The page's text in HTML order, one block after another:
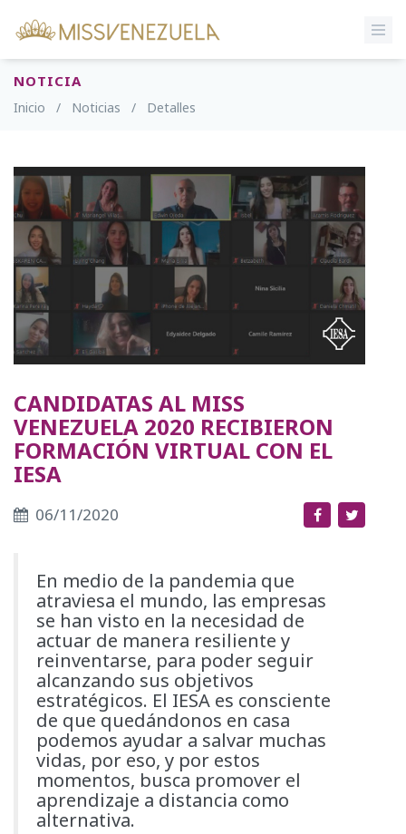
NOTICIA
Inicio / Noticias / Detalles
CANDIDATAS AL MISS
VENEZUELA 2020 RECIBIERON
FORMACIÓN VIRTUAL CON EL
IESA
06/11/2020
En medio de la pandemia que
atraviesa el mundo, las empresas
se han visto en la necesidad de
actuar de manera resiliente y
reinventarse, para poder seguir
alcanzando sus objetivos
estratégicos. El IESA es consciente
de que quedándonos en casa
podemos ayudar a salvar muchas
vidas, por eso, y por estos
momentos, busca promover el
aprendizaje a distancia como
alternativa.